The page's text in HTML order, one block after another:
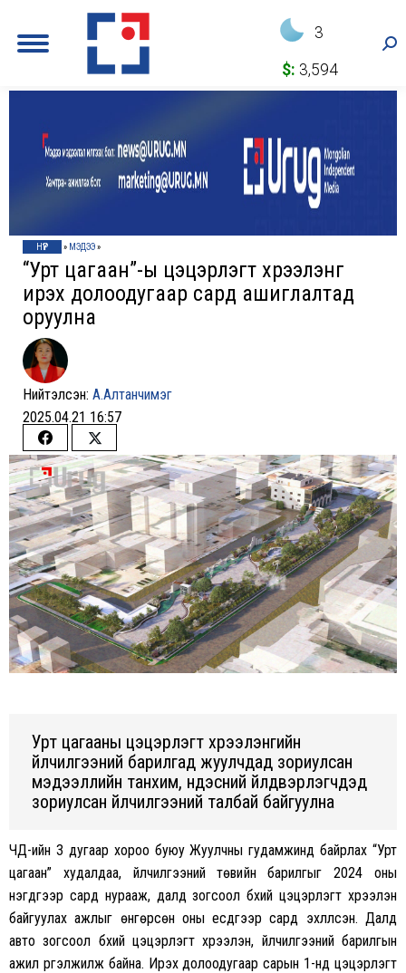
3
$: 3,594
НҮҮР » МЭДЭЭ»
“Урт цагаан”-ы цэцэрлэгт хүрээлэнг
ирэх долоодугаар сард ашиглалтад
оруулна
Нийтэлсэн: А.Алтанчимэг
2025.04.21 16:57
Share
on
Facebook
Share
on
Twitter
Урт цагааны цэцэрлэгт хүрээлэнгийн
үйлчилгээний барилгад жуулчдад зориулсан
мэдээллийн танхим, үндэсний үйлдвэрлэгчдэд
зориулсан үйлчилгээний талбай байгуулна
ЧД-ийн 3 дугаар хороо буюу Жуулчны гудамжинд байрлах “Урт
цагаан” худалдаа, үйлчилгээний төвийн барилгыг 2024 оны
нэгдүгээр сард нурааж, далд зогсоол бүхий цэцэрлэгт хүрээлэн
байгуулах ажлыг өнгөрсөн оны есдүгээр сард эхлүүлсэн. Далд
авто зогсоол бүхий цэцэрлэгт хүрээлэн, үйлчилгээний барилгын
ажил үргэлжилж байна. Ирэх долоодугаар сарын 1-нд цэцэрлэгт